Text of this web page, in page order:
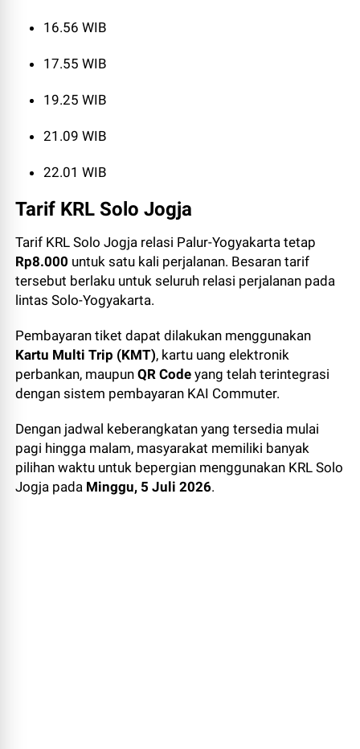
16.56 WIB
17.55 WIB
19.25 WIB
21.09 WIB
22.01 WIB
Tarif KRL Solo Jogja
Tarif KRL Solo Jogja relasi Palur-Yogyakarta tetap
Rp8.000 untuk satu kali perjalanan. Besaran tarif
tersebut berlaku untuk seluruh relasi perjalanan pada
lintas Solo-Yogyakarta.
Pembayaran tiket dapat dilakukan menggunakan
Kartu Multi Trip (KMT), kartu uang elektronik
perbankan, maupunQR Code yang telah terintegrasi
dengan sistem pembayaran KAI Commuter.
Dengan jadwal keberangkatan yang tersedia mulai
pagi hingga malam, masyarakat memiliki banyak
pilihan waktu untuk bepergian menggunakan KRL Solo
Jogja pada Minggu, 5 Juli 2026.